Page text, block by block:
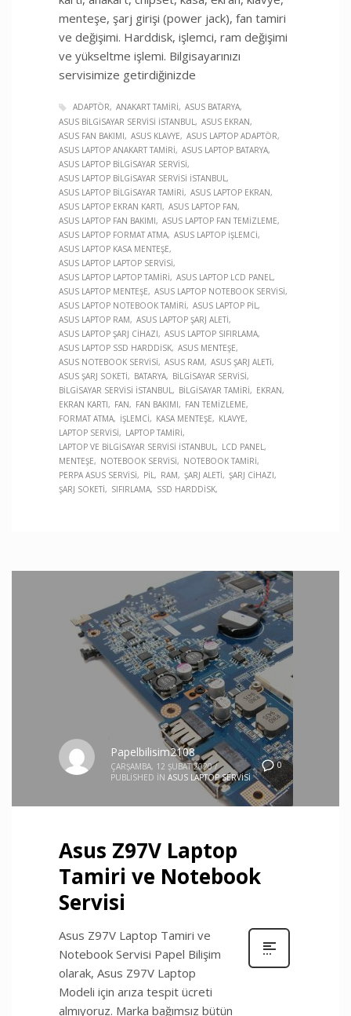
menteşe, şarj girişi (power jack), fan tamiri
ve değişimi. Harddisk, işlemci, ram değişimi
ve yükseltme işlemi. Bilgisayarınızı
servisimize getirdiğinizde
ADAPTÖR ANAKART TAMIRI
ASUS BATARYA
ASUS BILGISAYAR SERVISI İSTANBUL ASUS EKRAN
ASUS FAN BAKIMI
ASUS KLAVYE
ASUS LAPTOP ADAPTÖR
ASUS LAPTOP ANAKART TAMIRI
ASUS LAPTOP BATARYA
ASUS LAPTOP BILGISAYAR SERVISI
ASUS LAPTOP BILGISAYAR SERVISI İSTANBUL
ASUS LAPTOP BILGISAYAR TAMIRI
ASUS LAPTOP EKRAN
ASUS LAPTOP EKRAN KARTI
ASUS LAPTOP FAN
ASUS LAPTOP FAN BAKIMI
ASUS LAPTOP FAN TEMIZLEME
ASUS LAPTOP FORMAT ATMA ASUS LAPTOP İŞLEMCI
ASUS LAPTOP KASA MENTEŞE
ASUS LAPTOP LAPTOP SERVISI
ASUS LAPTOP LAPTOP TAMIRI
ASUS LAPTOP LCD PANEL
ASUS LAPTOP MENTEŞE
ASUS LAPTOP NOTEBOOK SERVISI
ASUS LAPTOP NOTEBOOK TAMIRI
ASUS LAPTOP PIL
ASUS LAPTOP RAM
ASUS LAPTOP ŞARJ ALETI
ASUS LAPTOP ŞARJ CIHAZI
ASUS LAPTOP SIFIRLAMA
ASUS LAPTOP SSD HARDDISK ASUS MENTEŞE
ASUS NOTEBOOK SERVISI
ASUS RAM
ASUS ŞARJ ALETI
ASUS ŞARJ SOKETI
BATARYA
BILGISAYAR SERVISI
BILGISAYAR SERVISI İSTANBUL
BILGISAYAR TAMIRI
EKRAN
EKRAN KARTI
FAN FAN BAKIMI
FAN TEMIZLEME
FORMAT ATMA
İŞLEMCI KASA MENTEŞE
KLAVYE
LAPTOP SERVISI
LAPTOP TAMIRI
LAPTOP VE BILGISAYAR SERVISI İSTANBUL
LCD PANEL
MENTEŞE
NOTEBOOK SERVISI
NOTEBOOK TAMIRI
PERPA ASUS SERVISI
PIL RAM ŞARJ ALETI
ŞARJ CIHAZI
ŞARJ SOKETI
SIFIRLAMA SSD HARDDISK
0
Papelbilisim2108
ÇARŞAMBA, 12 ŞUBAT 2020 /
PUBLISHED IN ASUS LAPTOP SERVISI
Asus Z97V Laptop
Tamiri ve Notebook
Servisi
Asus Z97V Laptop Tamiri ve
Notebook Servisi Papel Bilişim
olarak, Asus Z97V Laptop
Modeli için arıza tespit ücreti
almıyoruz. Marka bağımsız bütün